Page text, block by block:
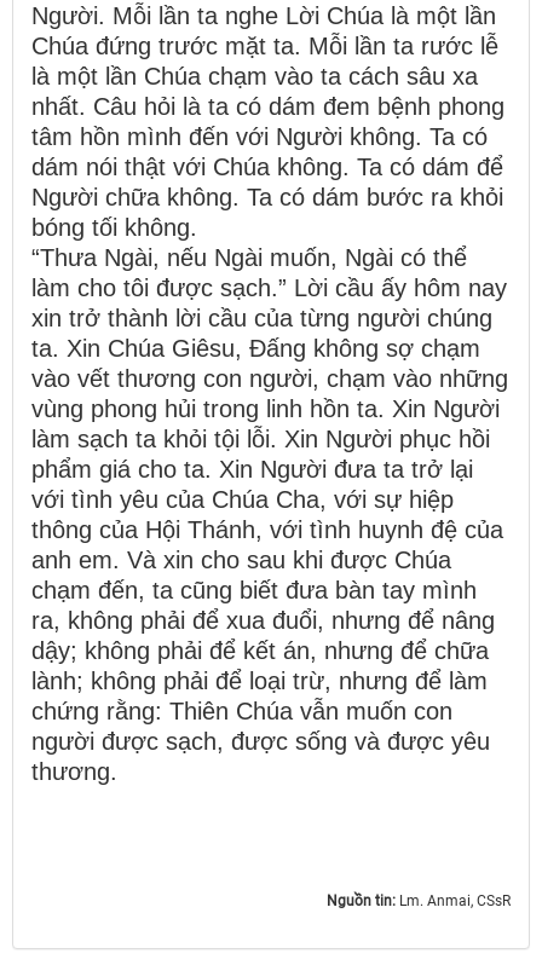
Người. Mỗi lần ta nghe Lời Chúa là một lần
Chúa đứng trước mặt ta. Mỗi lần ta rước lễ
là một lần Chúa chạm vào ta cách sâu xa
nhất. Câu hỏi là ta có dám đem bệnh phong
tâm hồn mình đến với Người không. Ta có
dám nói thật với Chúa không. Ta có dám để
Người chữa không. Ta có dám bước ra khỏi
bóng tối không.
“Thưa Ngài, nếu Ngài muốn, Ngài có thể
làm cho tôi được sạch.” Lời cầu ấy hôm nay
xin trở thành lời cầu của từng người chúng
ta. Xin Chúa Giêsu, Đấng không sợ chạm
vào vết thương con người, chạm vào những
vùng phong hủi trong linh hồn ta. Xin Người
làm sạch ta khỏi tội lỗi. Xin Người phục hồi
phẩm giá cho ta. Xin Người đưa ta trở lại
với tình yêu của Chúa Cha, với sự hiệp
thông của Hội Thánh, với tình huynh đệ của
anh em. Và xin cho sau khi được Chúa
chạm đến, ta cũng biết đưa bàn tay mình
ra, không phải để xua đuổi, nhưng để nâng
dậy; không phải để kết án, nhưng để chữa
lành; không phải để loại trừ, nhưng để làm
chứng rằng: Thiên Chúa vẫn muốn con
người được sạch, được sống và được yêu
thương.
Nguồn tin: Lm. Anmai, CSsR